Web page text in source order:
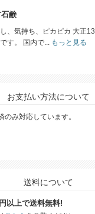
鹸
し、気持ち、ピカピカ 大正
す。 国内で...もっと見る
お支払い方法について
のみ対応しています。
送料について
以上で送料無料!